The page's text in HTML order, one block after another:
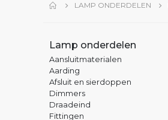
LAMP ONDERDELEN
Lamp onderdelen
Aansluitmaterialen
Aarding
Afsluit en sierdoppen
Dimmers
Draadeind
Fittingen